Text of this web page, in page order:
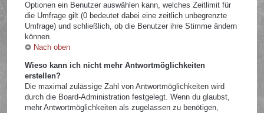
Optionen ein Benutzer auswählen kann, welches Zeitlimit für
die Umfrage gilt (0 bedeutet dabei eine zeitlich unbegrenzte
Umfrage) und schließlich, ob die Benutzer ihre Stimme ändern
können.
Nach oben
Wieso kann ich nicht mehr Antwortmöglichkeiten
erstellen?
Die maximal zulässige Zahl von Antwortmöglichkeiten wird
durch die Board-Administration festgelegt. Wenn du glaubst,
mehr Antwortmöglichkeiten als zugelassen zu benötigen,